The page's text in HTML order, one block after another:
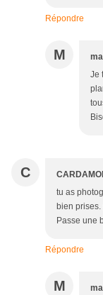
Répondre
M
Je
C
tu as
bien
Passe une
Répondre
M